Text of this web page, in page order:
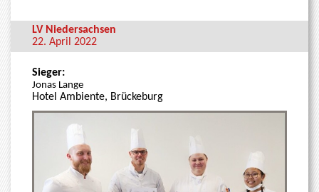
LV Niedersachsen
22. April 2022
Sieger:
Jonas Lange
Hotel Ambiente, Brückeburg